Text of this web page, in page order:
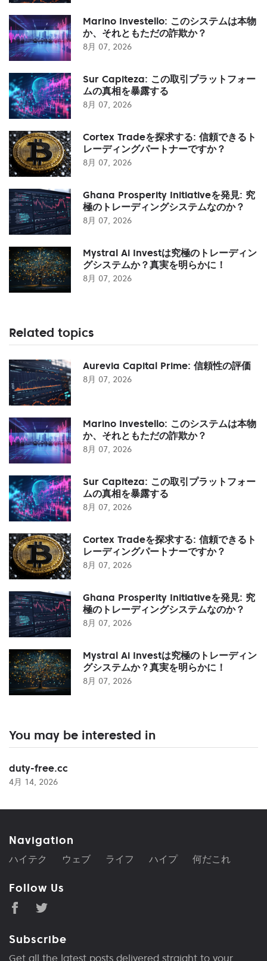
Marino Investello: このシステムは本物
か、それともただの詐欺か？
8月 07, 2026
Sur Capiteza: この取引プラットフォー
ムの真相を暴露する
8月 07, 2026
Cortex Tradeを探求する: 信頼できるト
レーディングパートナーですか？
8月 07, 2026
Ghana Prosperity Initiativeを発見: 究
極のトレーディングシステムなのか？
8月 07, 2026
Mystral Ai Investは究極のトレーディン
グシステムか？真実を明らかに！
8月 07, 2026
Related topics
Aurevia Capital Prime: 信頼性の評価
8月 07, 2026
Marino Investello: このシステムは本物
か、それともただの詐欺か？
8月 07, 2026
Sur Capiteza: この取引プラットフォー
ムの真相を暴露する
8月 07, 2026
Cortex Tradeを探求する: 信頼できるト
レーディングパートナーですか？
8月 07, 2026
Ghana Prosperity Initiativeを発見: 究
極のトレーディングシステムなのか？
8月 07, 2026
Mystral Ai Investは究極のトレーディン
グシステムか？真実を明らかに！
8月 07, 2026
You may be interested in
duty-free.cc
4月 14, 2026
Navigation
ハイテク ウェブ ライフ ハイプ 何だこれ
Follow Us
Subscribe
Get all the latest posts delivered straight to your